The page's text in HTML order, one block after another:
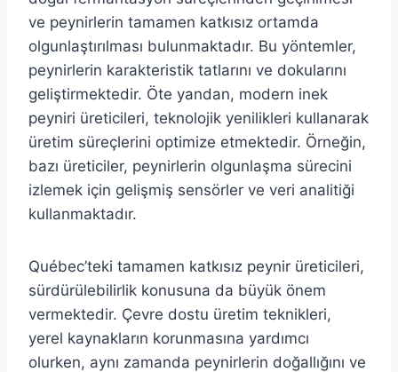
ve peynirlerin tamamen katkısız ortamda
olgunlaştırılması bulunmaktadır. Bu yöntemler,
peynirlerin karakteristik tatlarını ve dokularını
geliştirmektedir. Öte yandan, modern inek
peyniri üreticileri, teknolojik yenilikleri kullanarak
üretim süreçlerini optimize etmektedir. Örneğin,
bazı üreticiler, peynirlerin olgunlaşma sürecini
izlemek için gelişmiş sensörler ve veri analitiği
kullanmaktadır.
Québec’teki tamamen katkısız peynir üreticileri,
sürdürülebilirlik konusuna da büyük önem
vermektedir. Çevre dostu üretim teknikleri,
yerel kaynakların korunmasına yardımcı
olurken, aynı zamanda peynirlerin doğallığını ve